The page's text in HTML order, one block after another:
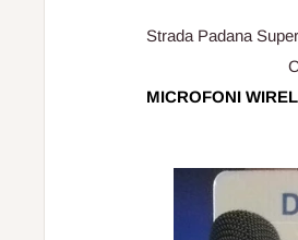
Strada Padana
MICROFONI